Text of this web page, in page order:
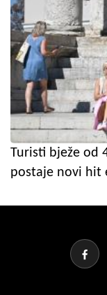
Turisti bježe od
postaje novi hit